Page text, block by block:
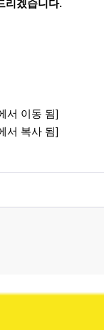
리겠습니다.
서 이동 됨]
서 복사 됨]